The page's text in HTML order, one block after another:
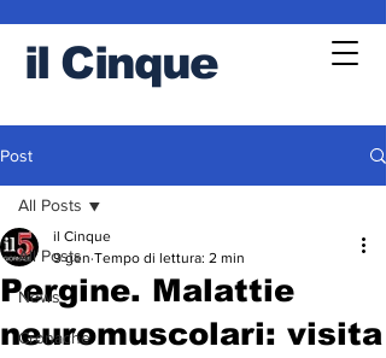
il Cinque
Post
All Posts
News
Cronache
All Posts
Pergine. Malattie
neuromuscolari: visita
il Cinque
9 gen Tempo di lettura: 2 min